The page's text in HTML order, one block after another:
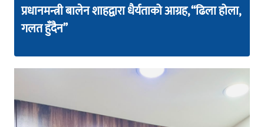
प्रधानमन्त्री बालेन शाहद्वारा धैर्यताको आग्रह, “ढिला होला,
गलत हुँदैन”